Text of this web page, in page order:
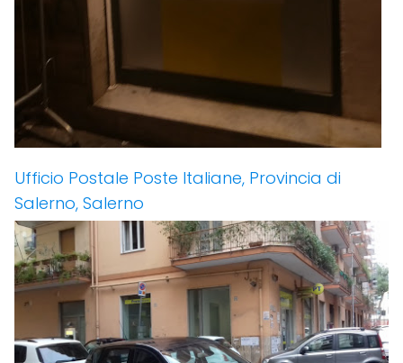
Ufficio Postale Poste Italiane, Provincia di
Salerno, Salerno